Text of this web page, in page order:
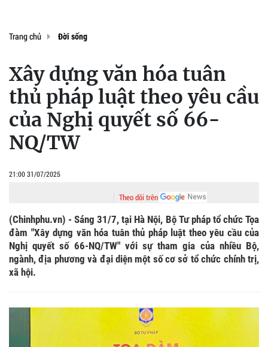
Trang chủ Đời sống
Xây dựng văn hóa tuân
thủ pháp luật theo yêu cầu
của Nghị quyết số 66-
NQ/TW
21:00 31/07/2025
Theo dõi trên
(Chinhphu.vn) - Sáng 31/7, tại Hà Nội, Bộ Tư pháp tổ chức Tọa
đàm "Xây dựng văn hóa tuân thủ pháp luật theo yêu cầu của
Nghị quyết số 66-NQ/TW" với sự tham gia của nhiều Bộ,
ngành, địa phương và đại diện một số cơ sở tổ chức chính trị,
xã hội.